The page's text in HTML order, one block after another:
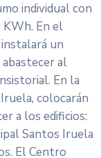
individual con
KWh. En el
un
al
En la
colocarán
a los edificios:
Santos Iruela
El Centro